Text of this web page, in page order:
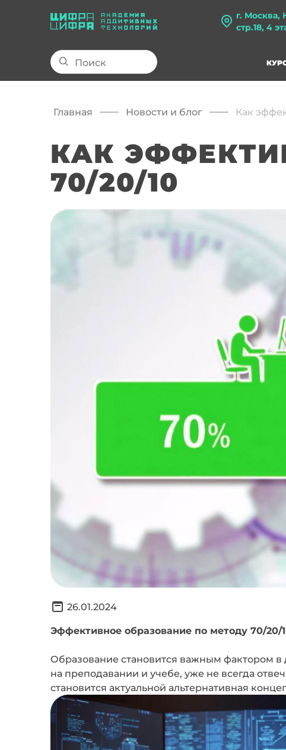
г. Москва,
стр.18, 4
Главная Новости и блог Как
КАК
70/20/10
26.01.2024
Эффективное образование по методу 70/20/
Образование становится важным фактором в
на преподавании и учебе, уже не всегда
становится актуальной альтернативная